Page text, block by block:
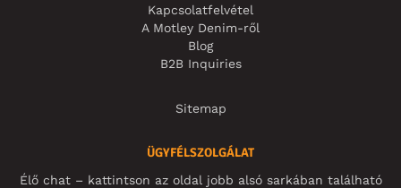
Kapcsolatfelvétel
A Motley Denim-ről
Blog
B2B Inquiries
Sitemap
ÜGYFÉLSZOLGÁLAT
Élő chat – kattintson az oldal jobb alsó sarkában található